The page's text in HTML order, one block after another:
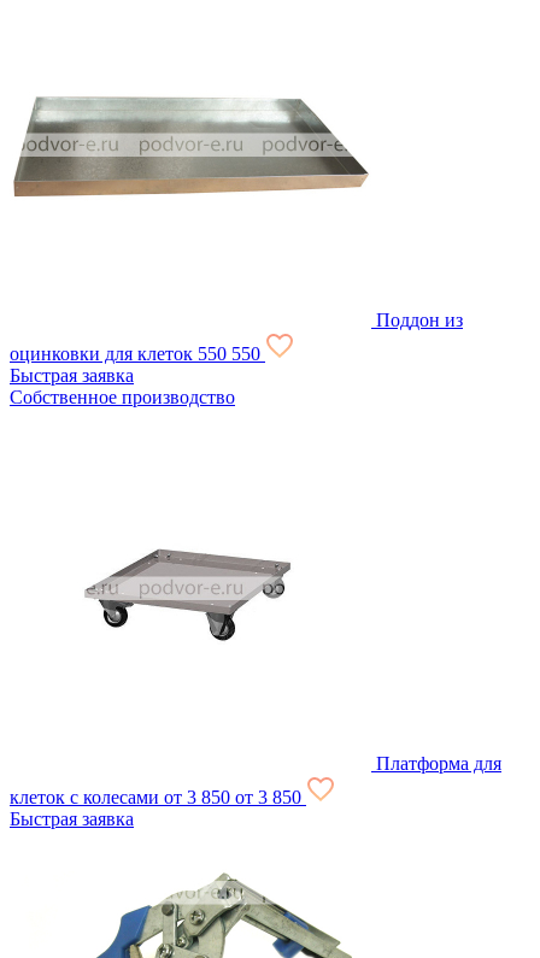
Поддон из
оцинковки для клеток 550 550
Быстрая заявка
Собственное производство
Платформа для
клеток с колесами от 3 850 от 3 850
Быстрая заявка